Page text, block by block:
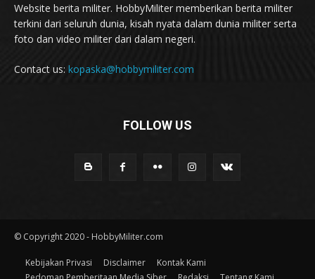
Website berita militer. HobbyMiliter memberikan berita militer
terkini dari seluruh dunia, kisah nyata dalam dunia militer serta
foto dan video militer dari dalam negeri.
Contact us: kopaska@hobbymiliter.com
FOLLOW US
© Copyright 2020 - HobbyMiliter.com
Kebijakan Privasi Disclaimer
Kontak Kami